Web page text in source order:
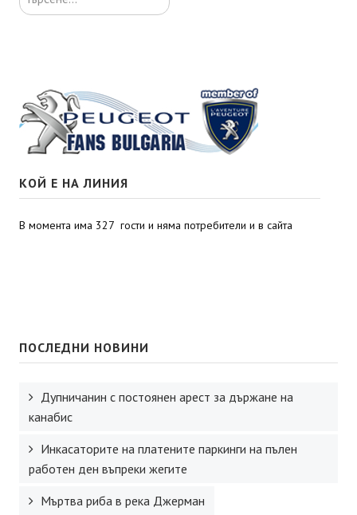
КОЙ Е НА ЛИНИЯ
В момента има 327 гости и няма потребители и в сайта
ПОСЛЕДНИ НОВИНИ
Дупничанин с постоянен арест за държане на
канабис
Инкасаторите на платените паркинги на пълен
работен ден въпреки жегите
Мъртва риба в река Джерман